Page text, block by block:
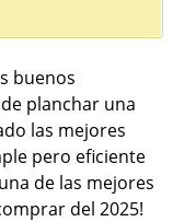
buenos
planchar una
las mejores
pero eficiente
de las mejores
del 2025!